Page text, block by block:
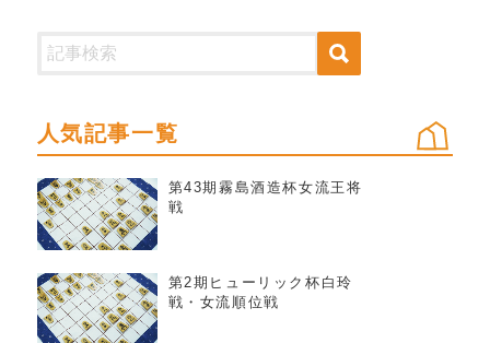
人気記事一覧
第43期霧島酒造杯女流王将
戦
第2期ヒューリック杯白玲
戦・女流順位戦